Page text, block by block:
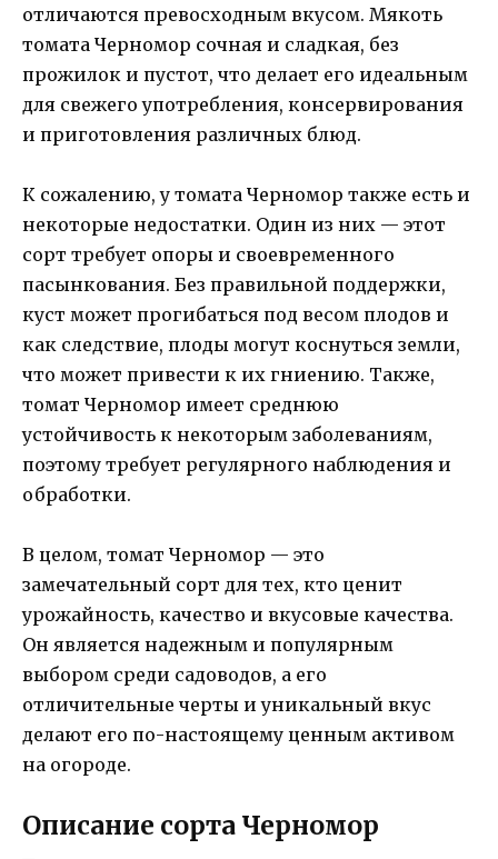
отличаются превосходным вкусом. Мякоть
томата Черномор сочная и сладкая, без
прожилок и пустот, что делает его идеальным
для свежего употребления, консервирования
и приготовления различных блюд.
К сожалению, у томата Черномор также есть и
некоторые недостатки. Один из них — этот
сорт требует опоры и своевременного
пасынкования. Без правильной поддержки,
куст может прогибаться под весом плодов и
как следствие, плоды могут коснуться земли,
что может привести к их гниению. Также,
томат Черномор имеет среднюю
устойчивость к некоторым заболеваниям,
поэтому требует регулярного наблюдения и
обработки.
В целом, томат Черномор — это
замечательный сорт для тех, кто ценит
урожайность, качество и вкусовые качества.
Он является надежным и популярным
выбором среди садоводов, а его
отличительные черты и уникальный вкус
делают его по-настоящему ценным активом
на огороде.
Описание сорта Черномор